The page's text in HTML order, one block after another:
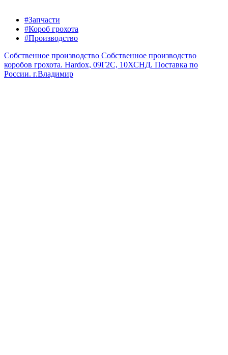
#Запчасти
#Короб грохота
#Производство
Собственное производство Собственное производство
коробов грохота. Hardox, 09Г2С, 10ХСНД. Поставка по
России. г.Владимир